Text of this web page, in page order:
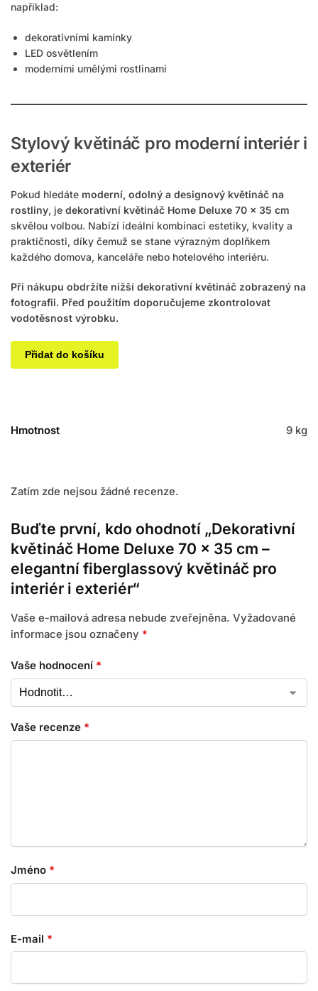
například:
dekorativními kamínky
LED osvětlením
moderními umělými rostlinami
Stylový květináč pro moderní interiér i
exteriér
Pokud hledáte moderní, odolný a designový květináč na
rostliny, je dekorativní květináč Home Deluxe 70 × 35 cm
skvělou volbou. Nabízí ideální kombinaci estetiky, kvality a
praktičnosti, díky čemuž se stane výrazným doplňkem
každého domova, kanceláře nebo hotelového interiéru.
Při nákupu obdržíte nižší dekorativní květináč zobrazený na
fotografii. Před použitím doporučujeme zkontrolovat
vodotěsnost výrobku.
Přidat do košíku
Hmotnost 9 kg
Zatím zde nejsou žádné recenze.
Buďte první, kdo ohodnotí „Dekorativní
květináč Home Deluxe 70 × 35 cm –
elegantní fiberglassový květináč pro
interiér i exteriér“
Vaše e-mailová adresa nebude zveřejněna. Vyžadované
informace jsou označeny *
Vaše hodnocení *
Vaše recenze *
Jméno *
E-mail *